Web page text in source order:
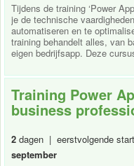
Tijdens de training ‘Power
je de technische
automatiseren en te
training behandelt alles, van
eigen bedrijfsapp. Deze
Training Power
business
2 dagen | eerstvolgende
september